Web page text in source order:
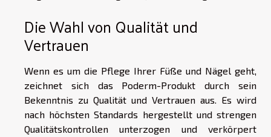
Die Wahl von Qualität und
Vertrauen
Wenn es um die Pflege Ihrer Füße und Nägel geht,
zeichnet sich das Poderm-Produkt durch sein
Bekenntnis zu Qualität und Vertrauen aus. Es wird
nach höchsten Standards hergestellt und strengen
Qualitätskontrollen unterzogen und verkörpert